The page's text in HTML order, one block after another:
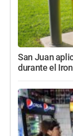
San Juan
durante el